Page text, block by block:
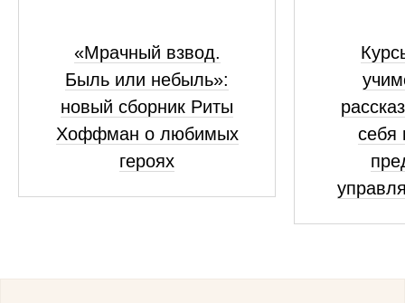
«Мрачный взвод.
Быль или небыль»:
новый сборник Риты
Хоффман о любимых
героях
себя